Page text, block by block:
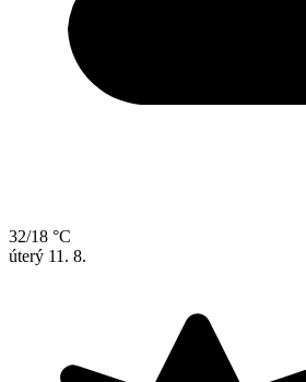
32/18 °C
úterý 11. 8.